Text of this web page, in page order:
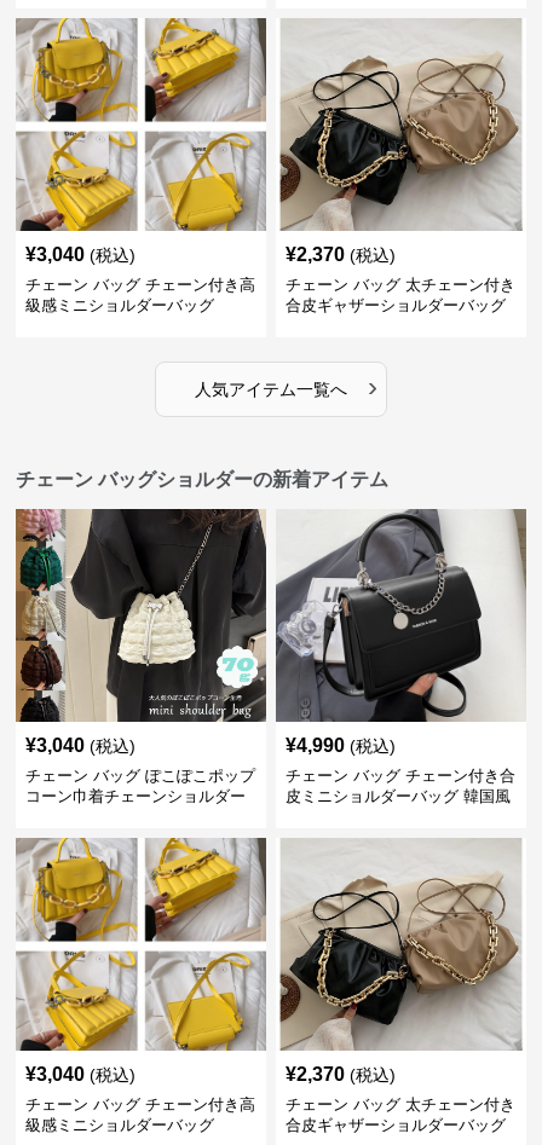
¥3,040 (税込)
チェーン バッグ チェーン付き高
級感ミニショルダーバッグ
¥2,370 (税込)
チェーン バッグ 太チェーン付き
合皮ギャザーショルダーバッグ
人気アイテム一覧へ ›
チェーン バッグショルダーの新着アイテム
¥3,040 (税込)
チェーン バッグ ぽこぽこポップ
コーン巾着チェーンショルダー
¥4,990 (税込)
チェーン バッグ チェーン付き合
皮ミニショルダーバッグ 韓国風
¥3,040 (税込)
チェーン バッグ チェーン付き高
級感ミニショルダーバッグ
¥2,370 (税込)
チェーン バッグ 太チェーン付き
合皮ギャザーショルダーバッグ